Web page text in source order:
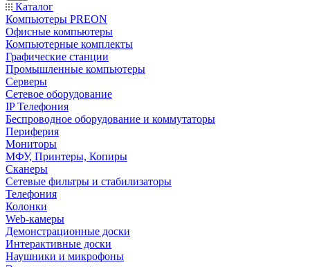
Каталог
Компьютеры PREON
Офисные компьютеры
Компьютерные комплекты
Графические станции
Промышленные компьютеры
Серверы
Сетевое оборудование
IP Телефония
Беспроводное оборудование и коммутаторы
Периферия
Мониторы
МФУ, Принтеры, Копиры
Сканеры
Сетевые фильтры и стабилизаторы
Телефония
Колонки
Web-камеры
Демонстрационные доски
Интерактивные доски
Наушники и микрофоны